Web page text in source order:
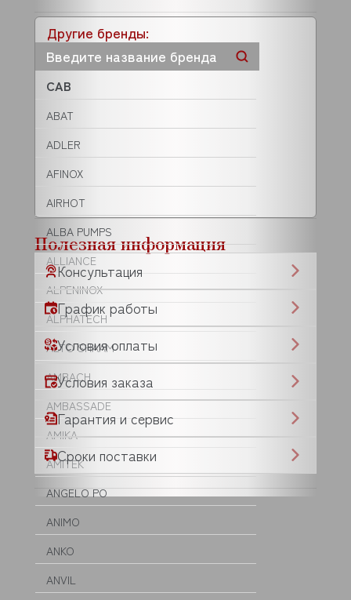
Другие бренды:
CAB
ABAT
ADLER
AFINOX
AIRHOT
ALBA PUMPS
ALLIANCE
ALPENINOX
ALPHATECH
ALTO SHAAM
AMBACH
AMBASSADE
AMIKA
AMITEK
ANGELO PO
ANIMO
ANKO
ANVIL
Полезная информация
Консультация
График работы
Условия оплаты
Условия заказа
Гарантия и сервис
Сроки поставки